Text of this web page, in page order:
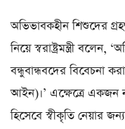
অভিভাবকহীন শিশুদের
নিয়ে স্বরাষ্ট্রমন্ত্রী
বন্ধুবান্ধবদের বিবেচনা
আইন)।’ এক্ষেত্রে একজন
হিসেবে স্বীকৃতি নেয়ার